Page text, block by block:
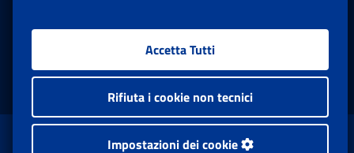
Facebook: Apre una nuova finestra
Twitter: Apre una nuova finestra
Whatsapp: Apre una nuova
Youtube: Apre una
Instagram:
www.inps.gov.it © 1997-2026
Accetta Tutti
Rifiuta i cookie non tecnici
Impostazioni dei cookie